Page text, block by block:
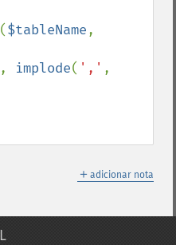
($tableName
implode( ','
＋ adicionar nota